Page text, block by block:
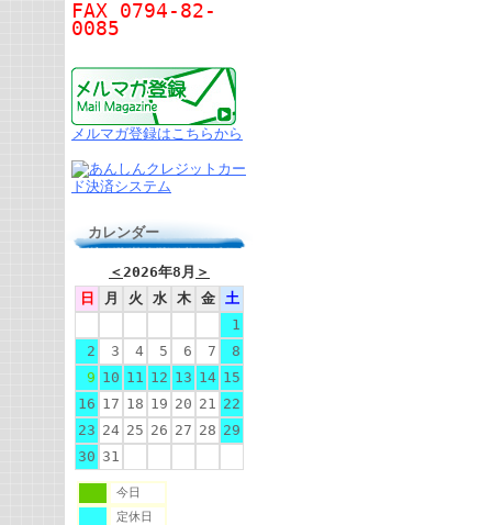
FAX 0794-82-
0085
メルマガ登録はこちらから
カレンダー
＜2026年8月 ＞
日
月 火 水 木 金
土
1
2
3 4 5 6 7
8
9 10 11 12 13 14 15
16 17 18 19 20 21 22
23 24 25 26 27 28 29
30 31
今日
定休日